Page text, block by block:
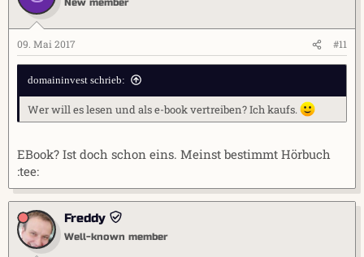
09. Mai 2017 #11
domaininvest schrieb:
Wer will es lesen und als e-book vertreiben? Ich kaufs.
EBook? Ist doch schon eins. Meinst bestimmt Hörbuch
:tee:
Freddy
Well-known member